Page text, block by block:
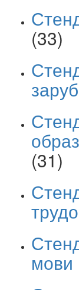
(33)
(31)
мови